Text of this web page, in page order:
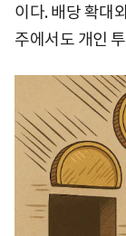
이다. 배당 확대
주에서도 개인